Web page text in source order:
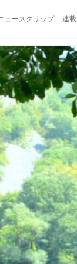
ュースクリップ 連載